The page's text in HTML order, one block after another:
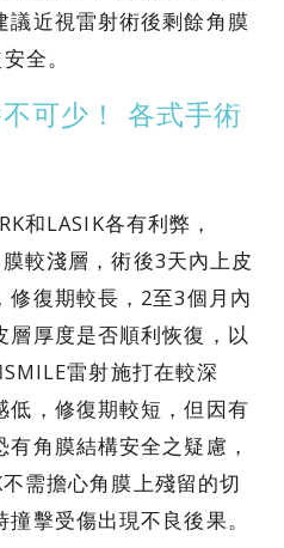
近視雷射術後剩餘角膜
全。
可少！ 各式手術
和LASIK各有利弊，
較淺層，術後3天內上皮
復期較長，2至3個月內
厚度是否順利恢復，以
雷射施打在較深
低，修復期較短，但因有
角膜結構安全之疑慮，
需擔心角膜上殘留的切
擊受傷出現不良後果。